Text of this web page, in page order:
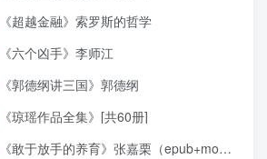
《超越金融》索罗斯的哲学
《六个凶手》李师江
《郭德纲讲三国》郭德纲
《琼瑶作品全集》[共60册]
《敢于放手的养育》张嘉栗（epub+mobi+azw3+pdf）